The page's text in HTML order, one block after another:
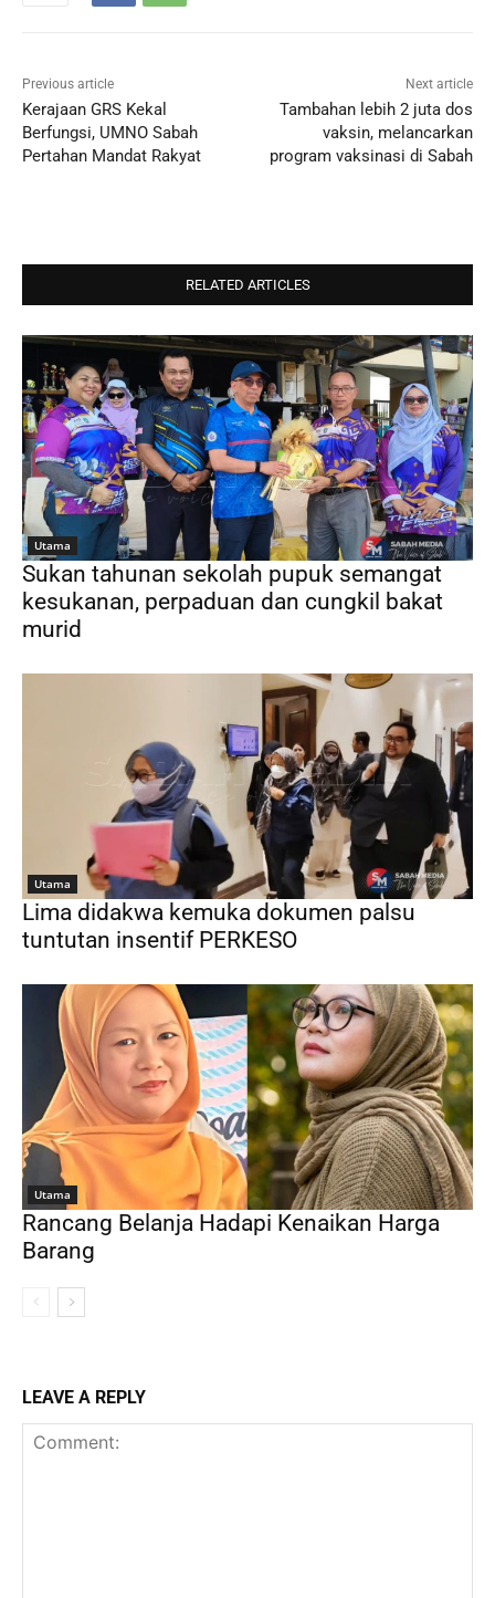
Previous article
Kerajaan GRS Kekal
Berfungsi, UMNO Sabah
Pertahan Mandat Rakyat
Next article
Tambahan lebih 2 juta dos
vaksin, melancarkan
program vaksinasi di Sabah
RELATED ARTICLES
Utama
Sukan tahunan sekolah pupuk semangat
kesukanan, perpaduan dan cungkil bakat
murid
Utama
Lima didakwa kemuka dokumen palsu
tuntutan insentif PERKESO
Utama
Rancang Belanja Hadapi Kenaikan Harga
Barang
LEAVE A REPLY